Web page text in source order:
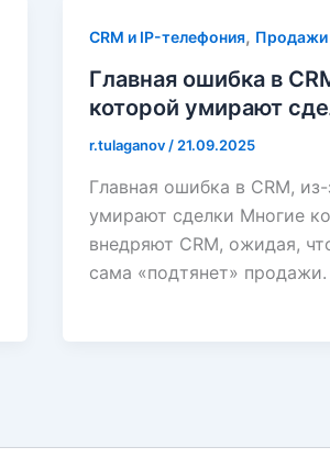
CRM и IP-телефония, Продажи
Главная ошибка в
которой умирают
r.tulaganov / 21.09.2025
Главная ошибка в CRM,
умирают сделки Многие
внедряют CRM, ожидая,
сама «подтянет»